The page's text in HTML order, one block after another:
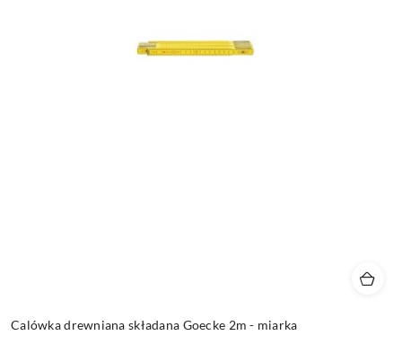
Calówka drewniana składana Goecke 2m - miarka